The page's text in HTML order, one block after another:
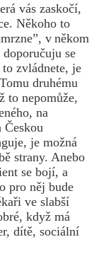
vás zaskočí,
Někoho to
v někom
se
zvládnete, je
druhému
to nepomůže,
na
Českou
je možná
strany. Anebo
se bojí, a
pro něj bude
ve slabší
když má
dítě, sociální